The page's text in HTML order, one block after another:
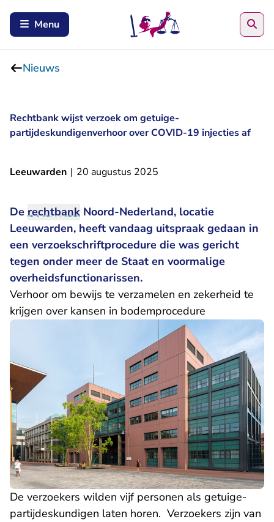
Menu
Nieuws
Rechtbank wijst verzoek om getuige-
partijdeskundigenverhoor over COVID-19 injecties af
Leeuwarden | 20 augustus 2025
De rechtbank Noord-Nederland, locatie
Leeuwarden, heeft vandaag uitspraak gedaan in
een verzoekschriftprocedure die was gericht
tegen onder meer de Staat en voormalige
overheidsfunctionarissen.
Verhoor om bewijs te verzamelen en zekerheid te
krijgen over kansen in bodemprocedure
De verzoekers wilden vijf personen als getuige-
partijdeskundigen laten horen. Verzoekers zijn van